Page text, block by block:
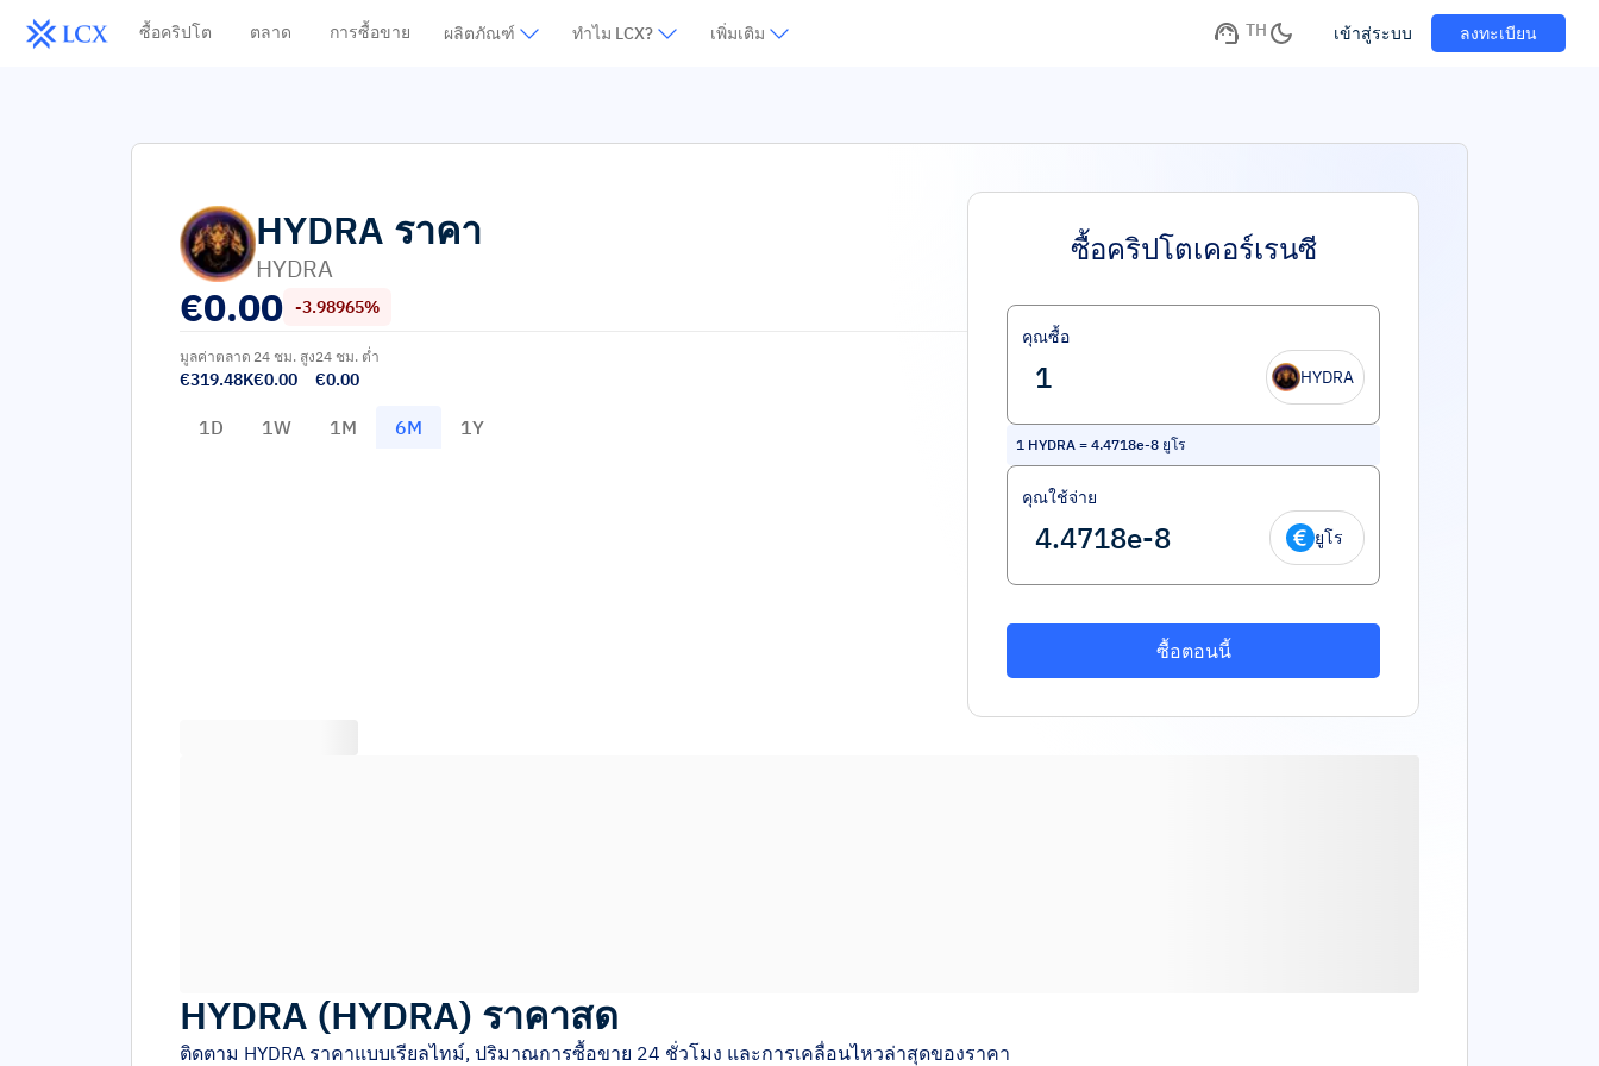
ซื้อคริปโต ตลาด การซื้อขาย ผลิตภัณฑ์ ทำไม LCX? เพิ่มเติม TH เข้าสู่ระบบ ลงทะเบียน
HYDRA ราคา
HYDRA
€0.00 -3.98965%
มูลค่าตลาด
€319.48K
24 ชม. สูง
€0.00
24 ชม. ต่ำ
€0.00
1D 1W 1M 6M 1Y
ซื้อคริปโตเคอร์เรนซี
คุณซื้อ
HYDRA
1 HYDRA = 4.4718e-8 ยูโร
คุณใช้จ่าย
ยูโร
ซื้อตอนนี้
HYDRA (HYDRA) ราคาสด
ติดตาม HYDRA ราคาแบบเรียลไทม์, ปริมาณการซื้อขาย 24 ชั่วโมง และการเคลื่อนไหวล่าสุดของราคา